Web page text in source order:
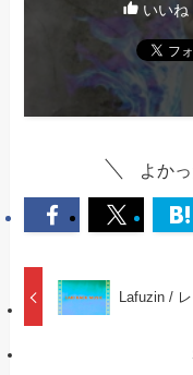
いいね
よか
Lafuzin /